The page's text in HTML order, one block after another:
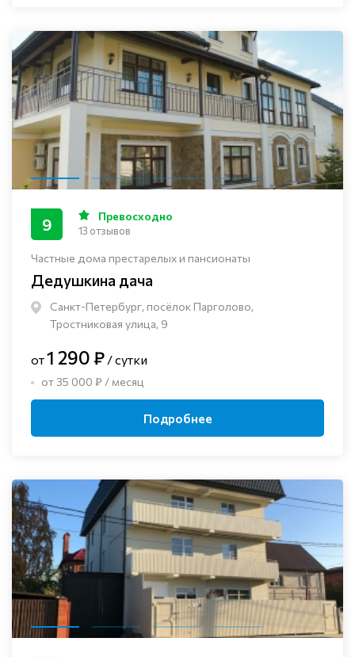
Частные дома престарелых и пансионаты
Дедушкина дача
Санкт-Петербург, посёлок Парголово,
Тростниковая улица, 9
9 Превосходно
13 отзывов
от1 290 ₽ / сутки
от 35 000 ₽ / месяц
Подробнее